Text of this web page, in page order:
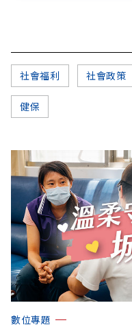
社會福利 社會政策
健保
數位專題